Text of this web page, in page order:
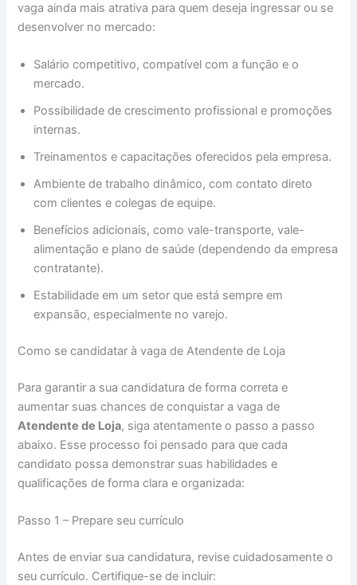
vaga ainda mais atrativa para quem deseja ingressar ou se
desenvolver no mercado:
Salário competitivo, compatível com a função e o
mercado.
Possibilidade de crescimento profissional e promoções
internas.
Treinamentos e capacitações oferecidos pela empresa.
Ambiente de trabalho dinâmico, com contato direto
com clientes e colegas de equipe.
Benefícios adicionais, como vale-transporte, vale-
alimentação e plano de saúde (dependendo da empresa
contratante).
Estabilidade em um setor que está sempre em
expansão, especialmente no varejo.
Como se candidatar à vaga de Atendente de Loja
Para garantir a sua candidatura de forma correta e
aumentar suas chances de conquistar a vaga de
Atendente de Loja, siga atentamente o passo a passo
abaixo. Esse processo foi pensado para que cada
candidato possa demonstrar suas habilidades e
qualificações de forma clara e organizada:
Passo 1 – Prepare seu currículo
Antes de enviar sua candidatura, revise cuidadosamente o
seu currículo. Certifique-se de incluir: